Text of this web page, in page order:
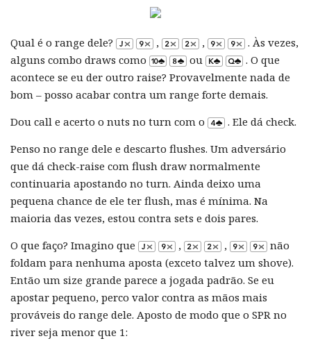
Qual é o range dele? , ,
. Às vezes,
alguns combo draws como
ou
. O que
acontece se eu der outro raise? Provavelmente nada de
bom – posso acabar contra um range forte demais.
Dou call e acerto o nuts no turn com o
. Ele dá check.
Penso no range dele e descarto flushes. Um adversário
que dá check-raise com flush draw normalmente
continuaria apostando no turn. Ainda deixo uma
pequena chance de ele ter flush, mas é mínima. Na
maioria das vezes, estou contra sets e dois pares.
O que faço? Imagino que
, ,
não
foldam para nenhuma aposta (exceto talvez um shove).
Então um size grande parece a jogada padrão. Se eu
apostar pequeno, perco valor contra as mãos mais
prováveis do range dele. Aposto de modo que o SPR no
river seja menor que 1: